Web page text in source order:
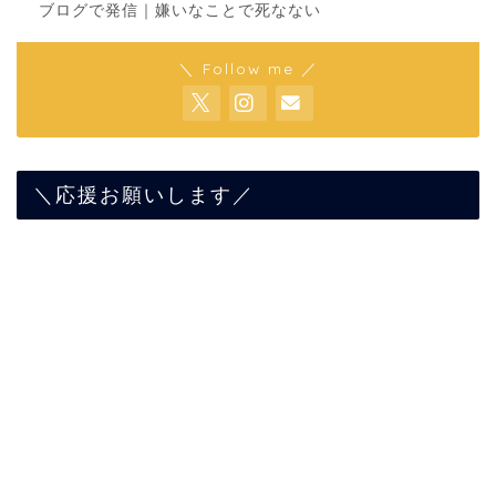
ブログで発信｜嫌いなことで死なない
＼ Follow me ／
＼応援お願いします／